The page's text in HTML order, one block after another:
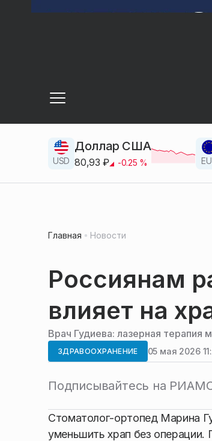
USD
Доллар США
80,93 ₽ -0.25 %
Главная Новости
Россиянам
влияет на
Врач Гудиева: лазерная терапия
ЗДРАВООХРАНЕНИЕ 05 мая 2026
Подписывайтесь на
Стоматолог-ортопед Марина
уменьшить храп без операции.